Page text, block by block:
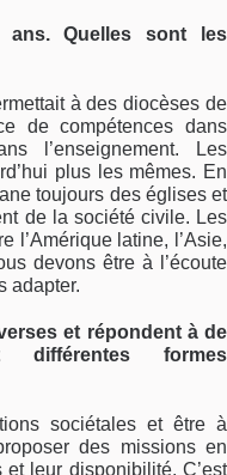
Quelles sont les
à des diocèses de
de compétences dans
l’enseignement. Les
plus les mêmes. En
toujours des églises et
de la société civile. Les
l’Amérique latine, l’Asie,
devons être à l’écoute
adapter.
et répondent à de
différentes formes
sociétales et être à
des missions en
leur disponibilité. C’est